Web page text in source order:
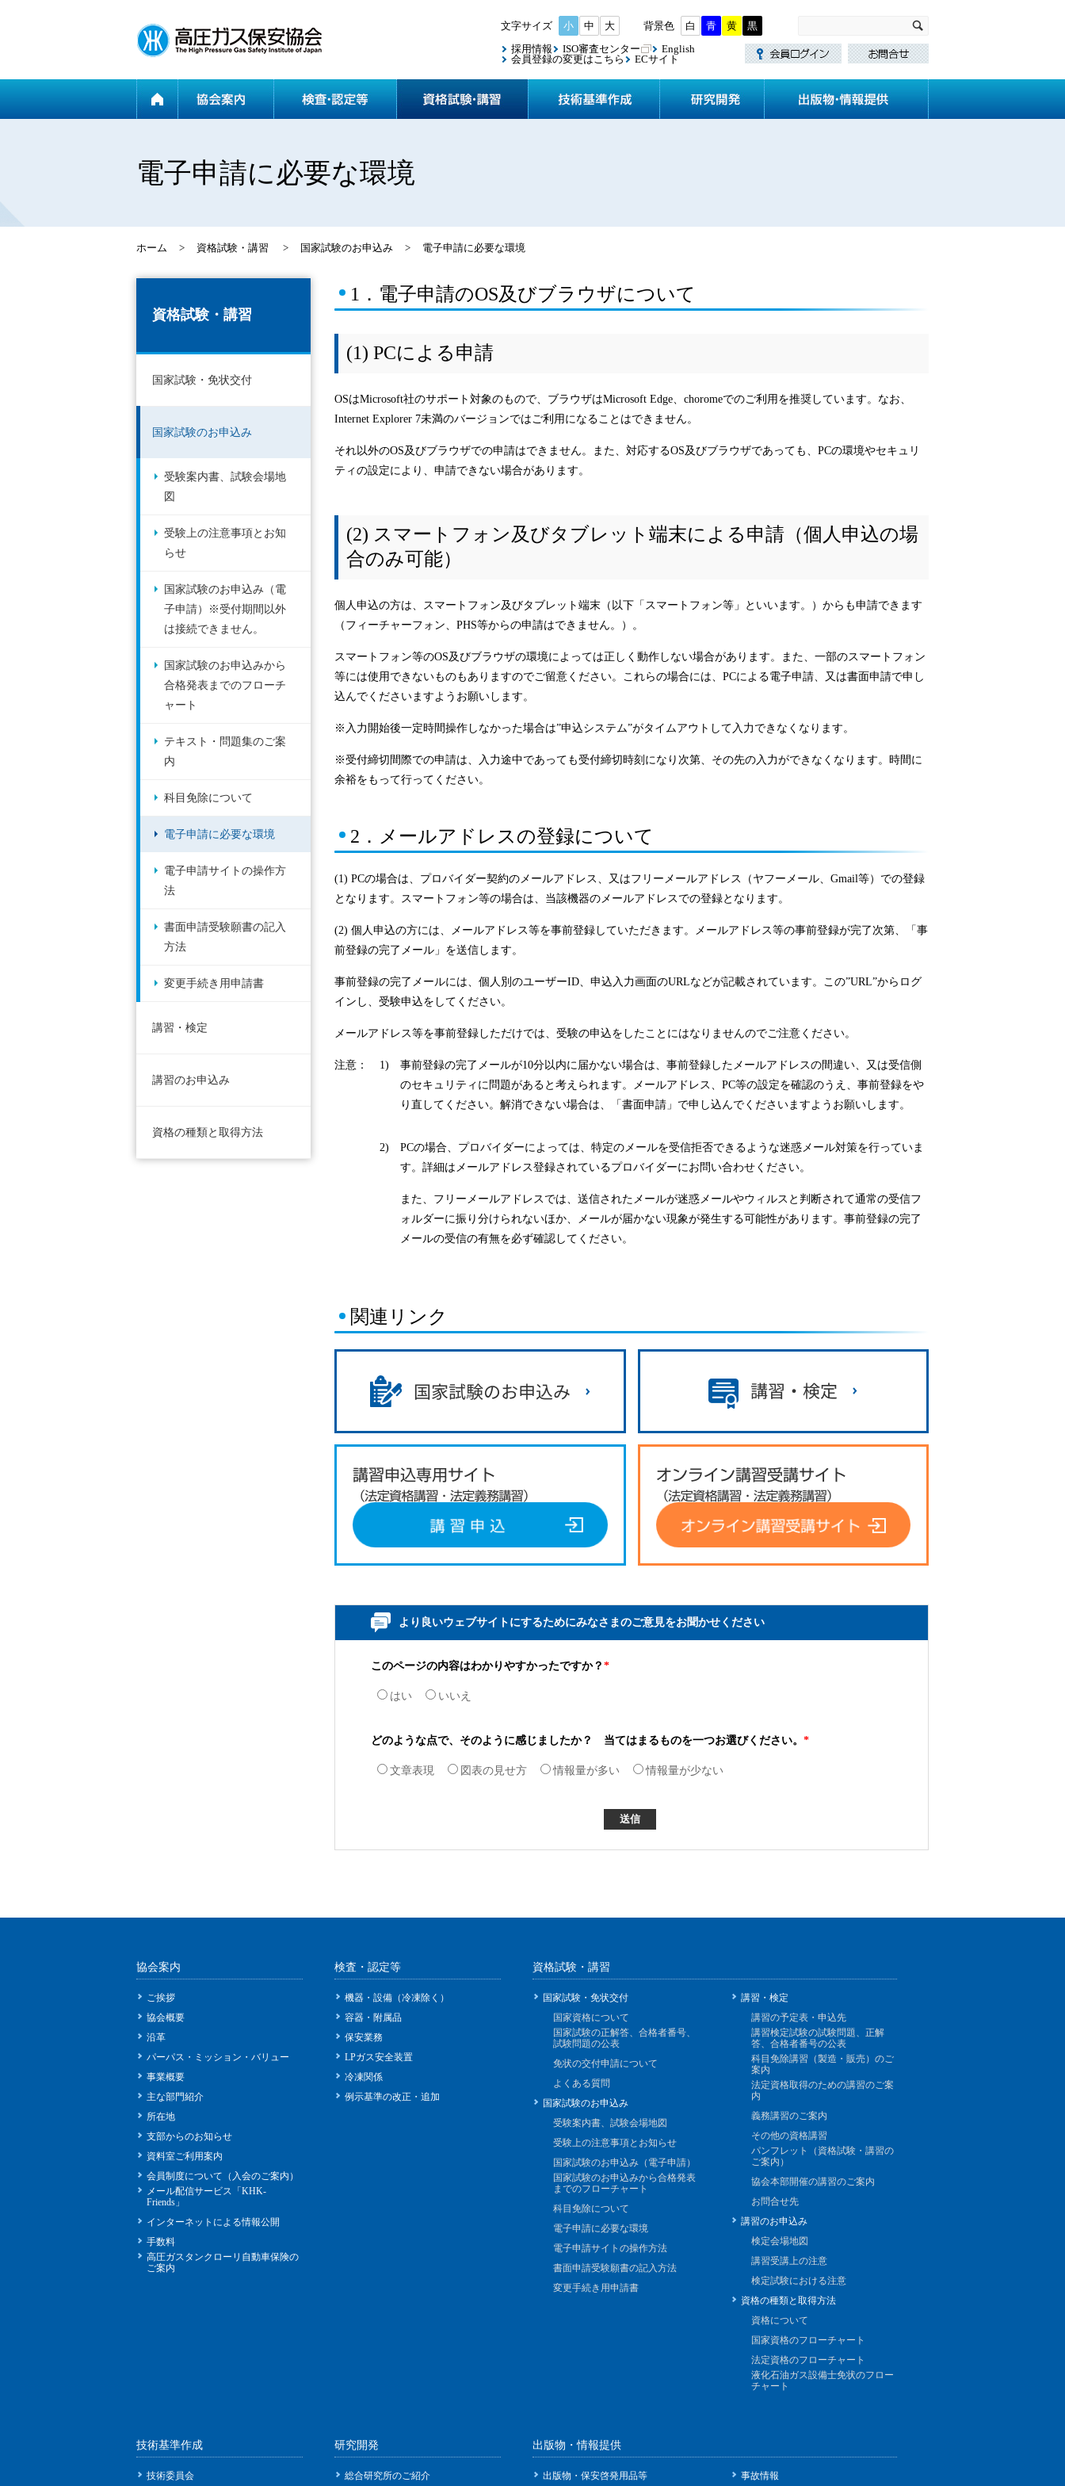
小 中 大 白 青 黄
黒
採用情報
ISO審査センター
English
会員登録の変更はこちら
ECサイト
協会案内 検査・認定等 資格試験・講習
電子申請に必要な環境
ホーム > 資格試験・講習 > 国家試験のお申込み > 電子申請に必要な環境
資格試験・講習
国家試験・免状交付
国家試験のお申込み
受験案内書、試験会場地
図
受験上の注意事項とお知
らせ
国家試験のお申込み（電
子申請）※受付期間以外
は接続できません。
国家試験のお申込みから
合格発表までのフローチ
ャート
テキスト・問題集のご案
内
科目免除について
電子申請に必要な環境
電子申請サイトの操作方
法
書面申請受験願書の記入
方法
変更手続き用申請書
講習・検定
講習のお申込み
資格の種類と取得方法
1．電子申請のOS及びブラウザについて
(1) PCによる申請
OSはMicrosoft社のサポート対象のもので、ブラウザはMicrosoft Edge、choromeでのご利用を推奨しています。なお、
Internet Explorer 7未満のバージョンではご利用になることはできません。
それ以外のOS及びブラウザでの申請はできません。また、対応するOS及びブラウザであっても、PCの環境やセキュリ
ティの設定により、申請できない場合があります。
(2) スマートフォン及びタブレット端末による申請（個人申込の場
合のみ可能）
個人申込の方は、スマートフォン及びタブレット端末（以下「スマートフォン等」といいます。）からも申請できます
（フィーチャーフォン、PHS等からの申請はできません。）。
スマートフォン等のOS及びブラウザの環境によっては正しく動作しない場合があります。また、一部のスマートフォン
等には使用できないものもありますのでご留意ください。これらの場合には、PCによる電子申請、又は書面申請で申し
込んでくださいますようお願いします。
※入力開始後一定時間操作しなかった場合は”申込システム”がタイムアウトして入力できなくなります。
※受付締切間際での申請は、入力途中であっても受付締切時刻になり次第、その先の入力ができなくなります。時間に
余裕をもって行ってください。
2．メールアドレスの登録について
(1) PCの場合は、プロバイダー契約のメールアドレス、又はフリーメールアドレス（ヤフーメール、Gmail等）での登録
となります。スマートフォン等の場合は、当該機器のメールアドレスでの登録となります。
(2) 個人申込の方には、メールアドレス等を事前登録していただきます。メールアドレス等の事前登録が完了次第、「事
前登録の完了メール」を送信します。
事前登録の完了メールには、個人別のユーザーID、申込入力画面のURLなどが記載されています。この”URL”からログ
インし、受験申込をしてください。
メールアドレス等を事前登録しただけでは、受験の申込をしたことにはなりませんのでご注意ください。
注意： 1)
事前登録の完了メールが10分以内に届かない場合は、事前登録したメールアドレスの間違い、又は受信側
のセキュリティに問題があると考えられます。メールアドレス、PC等の設定を確認のうえ、事前登録をや
り直してください。解消できない場合は、「書面申請」で申し込んでくださいますようお願いします。
2)
PCの場合、プロバイダーによっては、特定のメールを受信拒否できるような迷惑メール対策を行っていま
す。詳細はメールアドレス登録されているプロバイダーにお問い合わせください。
また、フリーメールアドレスでは、送信されたメールが迷惑メールやウィルスと判断されて通常の受信フ
ォルダーに振り分けられないほか、メールが届かない現象が発生する可能性があります。事前登録の完了
メールの受信の有無を必ず確認してください。
関連リンク
より良いウェブサイトにするためにみなさまのご意見をお聞かせください
このページの内容はわかりやすかったですか？ *
はい いいえ
どのような点で、そのように感じましたか？ 当てはまるものを一つお選びください。 *
文章表現 図表の見せ方 情報量が多い 情報量が少ない
協会案内
ご挨拶
協会概要
沿革
パーパス・ミッション・バリュー
事業概要
主な部門紹介
所在地
支部からのお知らせ
資料室ご利用案内
会員制度について（入会のご案内）
メール配信サービス「KHK-
Friends」
インターネットによる情報公開
手数料
高圧ガスタンクローリ自動車保険の
ご案内
検査・認定等
機器・設備（冷凍除く）
容器・附属品
保安業務
LPガス安全装置
冷凍関係
例示基準の改正・追加
資格試験・講習
国家試験・免状交付
国家資格について
国家試験の正解答、合格者番号、
試験問題の公表
免状の交付申請について
よくある質問
国家試験のお申込み
受験案内書、試験会場地図
受験上の注意事項とお知らせ
国家試験のお申込み（電子申請）
国家試験のお申込みから合格発表
までのフローチャート
科目免除について
電子申請に必要な環境
電子申請サイトの操作方法
書面申請受験願書の記入方法
変更手続き用申請書
講習・検定
講習の予定表・申込先
講習検定試験の試験問題、正解
答、合格者番号の公表
科目免除講習（製造・販売）のご
案内
法定資格取得のための講習のご案
内
義務講習のご案内
その他の資格講習
パンフレット（資格試験・講習の
ご案内）
協会本部開催の講習のご案内
お問合せ先
講習のお申込み
検定会場地図
講習受講上の注意
検定試験における注意
資格の種類と取得方法
資格について
国家資格のフローチャート
法定資格のフローチャート
液化石油ガス設備士免状のフロー
チャート
技術基準作成
技術委員会
研究開発
総合研究所のご紹介
出版物・情報提供
出版物・保安啓発用品等 事故情報